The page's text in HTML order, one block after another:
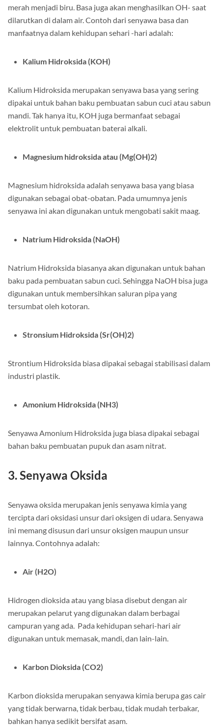
merah menjadi biru. Basa juga akan menghasilkan OH- saat
dilarutkan di dalam air. Contoh dari senyawa basa dan
manfaatnya dalam kehidupan sehari -hari adalah:
Kalium Hidroksida (KOH)
Kalium Hidroksida merupakan senyawa basa yang sering
dipakai untuk bahan baku pembuatan sabun cuci atau sabun
mandi. Tak hanya itu, KOH juga bermanfaat sebagai
elektrolit untuk pembuatan baterai alkali.
Magnesium hidroksida atau (Mg(OH)2)
Magnesium hidroksida adalah senyawa basa yang biasa
digunakan sebagai obat-obatan. Pada umumnya jenis
senyawa ini akan digunakan untuk mengobati sakit maag.
Natrium Hidroksida (NaOH)
Natrium Hidroksida biasanya akan digunakan untuk bahan
baku pada pembuatan sabun cuci. Sehingga NaOH bisa juga
digunakan untuk membersihkan saluran pipa yang
tersumbat oleh kotoran.
Stronsium Hidroksida (Sr(OH)2)
Strontium Hidroksida biasa dipakai sebagai stabilisasi dalam
industri plastik.
Amonium Hidroksida (NH3)
Senyawa Amonium Hidroksida juga biasa dipakai sebagai
bahan baku pembuatan pupuk dan asam nitrat.
3. Senyawa Oksida
Senyawa oksida merupakan jenis senyawa kimia yang
tercipta dari oksidasi unsur dari oksigen di udara. Senyawa
ini memang disusun dari unsur oksigen maupun unsur
lainnya. Contohnya adalah:
Air (H2O)
Hidrogen dioksida atau yang biasa disebut dengan air
merupakan pelarut yang digunakan dalam berbagai
campuran yang ada. Pada kehidupan sehari-hari air
digunakan untuk memasak, mandi, dan lain-lain.
Karbon Dioksida (CO2)
Karbon dioksida merupakan senyawa kimia berupa gas cair
yang tidak berwarna, tidak berbau, tidak mudah terbakar,
bahkan hanya sedikit bersifat asam.